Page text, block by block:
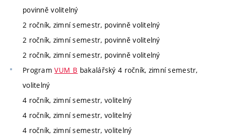
povinně volitelný
2 ročník, zimní semestr, povinně volitelný
2 ročník, zimní semestr, povinně volitelný
2 ročník, zimní semestr, povinně volitelný
ProgramVUM_B bakalářský 4 ročník, zimní semestr,
volitelný
4 ročník, zimní semestr, volitelný
4 ročník, zimní semestr, volitelný
4 ročník, zimní semestr, volitelný